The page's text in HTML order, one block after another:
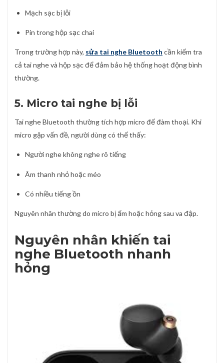
Mạch sạc bị lỗi
Pin trong hộp sạc chai
Trong trường hợp này, sửa tai nghe Bluetooth cần kiểm tra
cả tai nghe và hộp sạc để đảm bảo hệ thống hoạt động bình
thường.
5. Micro tai nghe bị lỗi
Tai nghe Bluetooth thường tích hợp micro để đàm thoại. Khi
micro gặp vấn đề, người dùng có thể thấy:
Người nghe không nghe rõ tiếng
Âm thanh nhỏ hoặc méo
Có nhiều tiếng ồn
Nguyên nhân thường do micro bị ẩm hoặc hỏng sau va đập.
Nguyên nhân khiến tai
nghe Bluetooth nhanh
hỏng